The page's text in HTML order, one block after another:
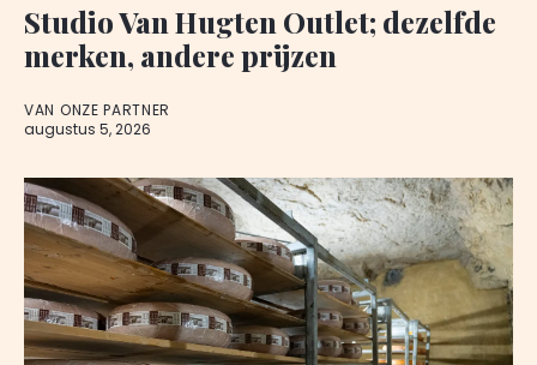
Studio Van Hugten Outlet; dezelfde
merken, andere prijzen
VAN ONZE PARTNER
augustus 5, 2026